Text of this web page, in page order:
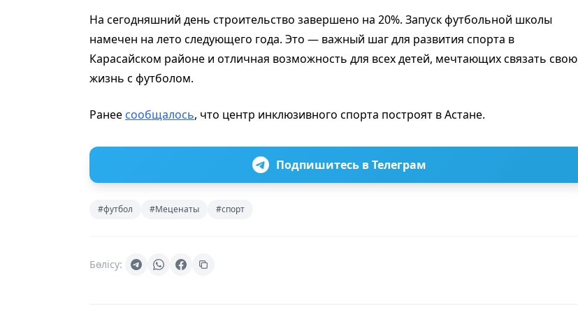
На сегодняшний день строительство завершено на 20%. Запуск футбольной школы
намечен на лето следующего года. Это — важный шаг для развития спорта в
Карасайском районе и отличная возможность для всех детей, мечтающих связать свою
жизнь с футболом.
Ранее сообщалось, что центр инклюзивного спорта построят в Астане.
Подпишитесь в Телеграм
#футбол #Меценаты #спорт
Бөлісу: